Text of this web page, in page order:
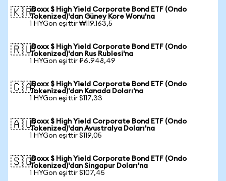
🇰🇷iBoxx $ High Yield Corporate Bond ETF (Ondo
Tokenized)'dan Güney Kore Wonu'na
1 HYGon eşittir ₩119.163,5
🇷🇺iBoxx $ High Yield Corporate Bond ETF (Ondo
Tokenized)'dan Rus Rublesi'na
1 HYGon eşittir ₽6.948,49
🇨🇦iBoxx $ High Yield Corporate Bond ETF (Ondo
Tokenized)'dan Kanada Doları'na
1 HYGon eşittir $117,33
🇦🇺iBoxx $ High Yield Corporate Bond ETF (Ondo
Tokenized)'dan Avustralya Doları'na
1 HYGon eşittir $119,05
🇸🇬iBoxx $ High Yield Corporate Bond ETF (Ondo
Tokenized)'dan Singapur Doları'na
1 HYGon eşittir $107,45